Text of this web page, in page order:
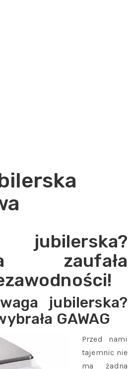
zaufała
jubilerska?
GAWAG
Przed nami
tajemnic nie
ma żadna